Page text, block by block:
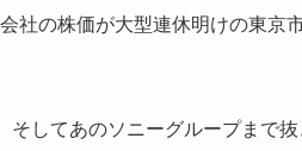
社の株価が大型連休明けの東京
そしてあのソニーグループまで抜